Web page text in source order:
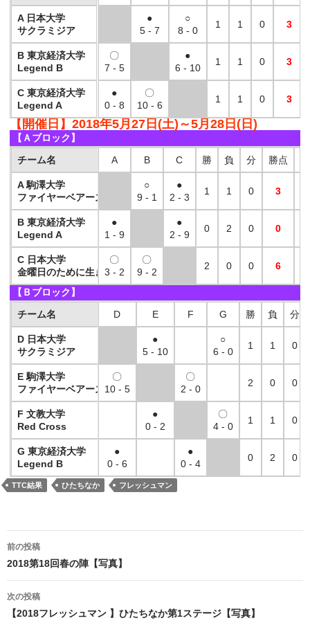
●
5 - 7
○
8 - 0
1 1 0 3
〇
7 - 5
●
6 - 10
1 1 0 3
●
0 - 8
〇
10 - 6
1 1 0 3
A 日本大学
サクラミジア
B 東京経済大学
Legend B
C 東京経済大学
Legend A
【開催日】2018年5月27日(土)～5月28日(日)
【Ａブロック】
A B C 勝 負 分 勝点
○
9 - 1
●
2 - 3
1 1 0 3
●
1 - 9
●
2 - 9
0 2 0 0
〇
3 - 2
〇
9 - 2
2 0 0 6
チーム名
A 駒澤大学
ファイヤーベアーズA
B 東京経済大学
Legend A
C 日本大学
金曜日のために生きてきた
【Ｂブロック】
D E F G 勝 負 分
●
5 - 10
○
6 - 0
1 1 0
〇
10 - 5
〇
2 - 0
2 0 0
●
0 - 2
〇
4 - 0
1 1 0
●
0 - 6
●
0 - 4
0 2 0
チーム名
D 日本大学
サクラミジア
E 駒澤大学
ファイヤーベアーズ B
F 文教大学
Red Cross
G 東京経済大学
Legend B
TTC結果 ひたちなか フレッシュマン
投
稿
ナ
ビ
前の投稿
2018第18回春の陣【写真】
次の投稿
【2018フレッシュマン 】ひたちなか第1ステージ【写真】